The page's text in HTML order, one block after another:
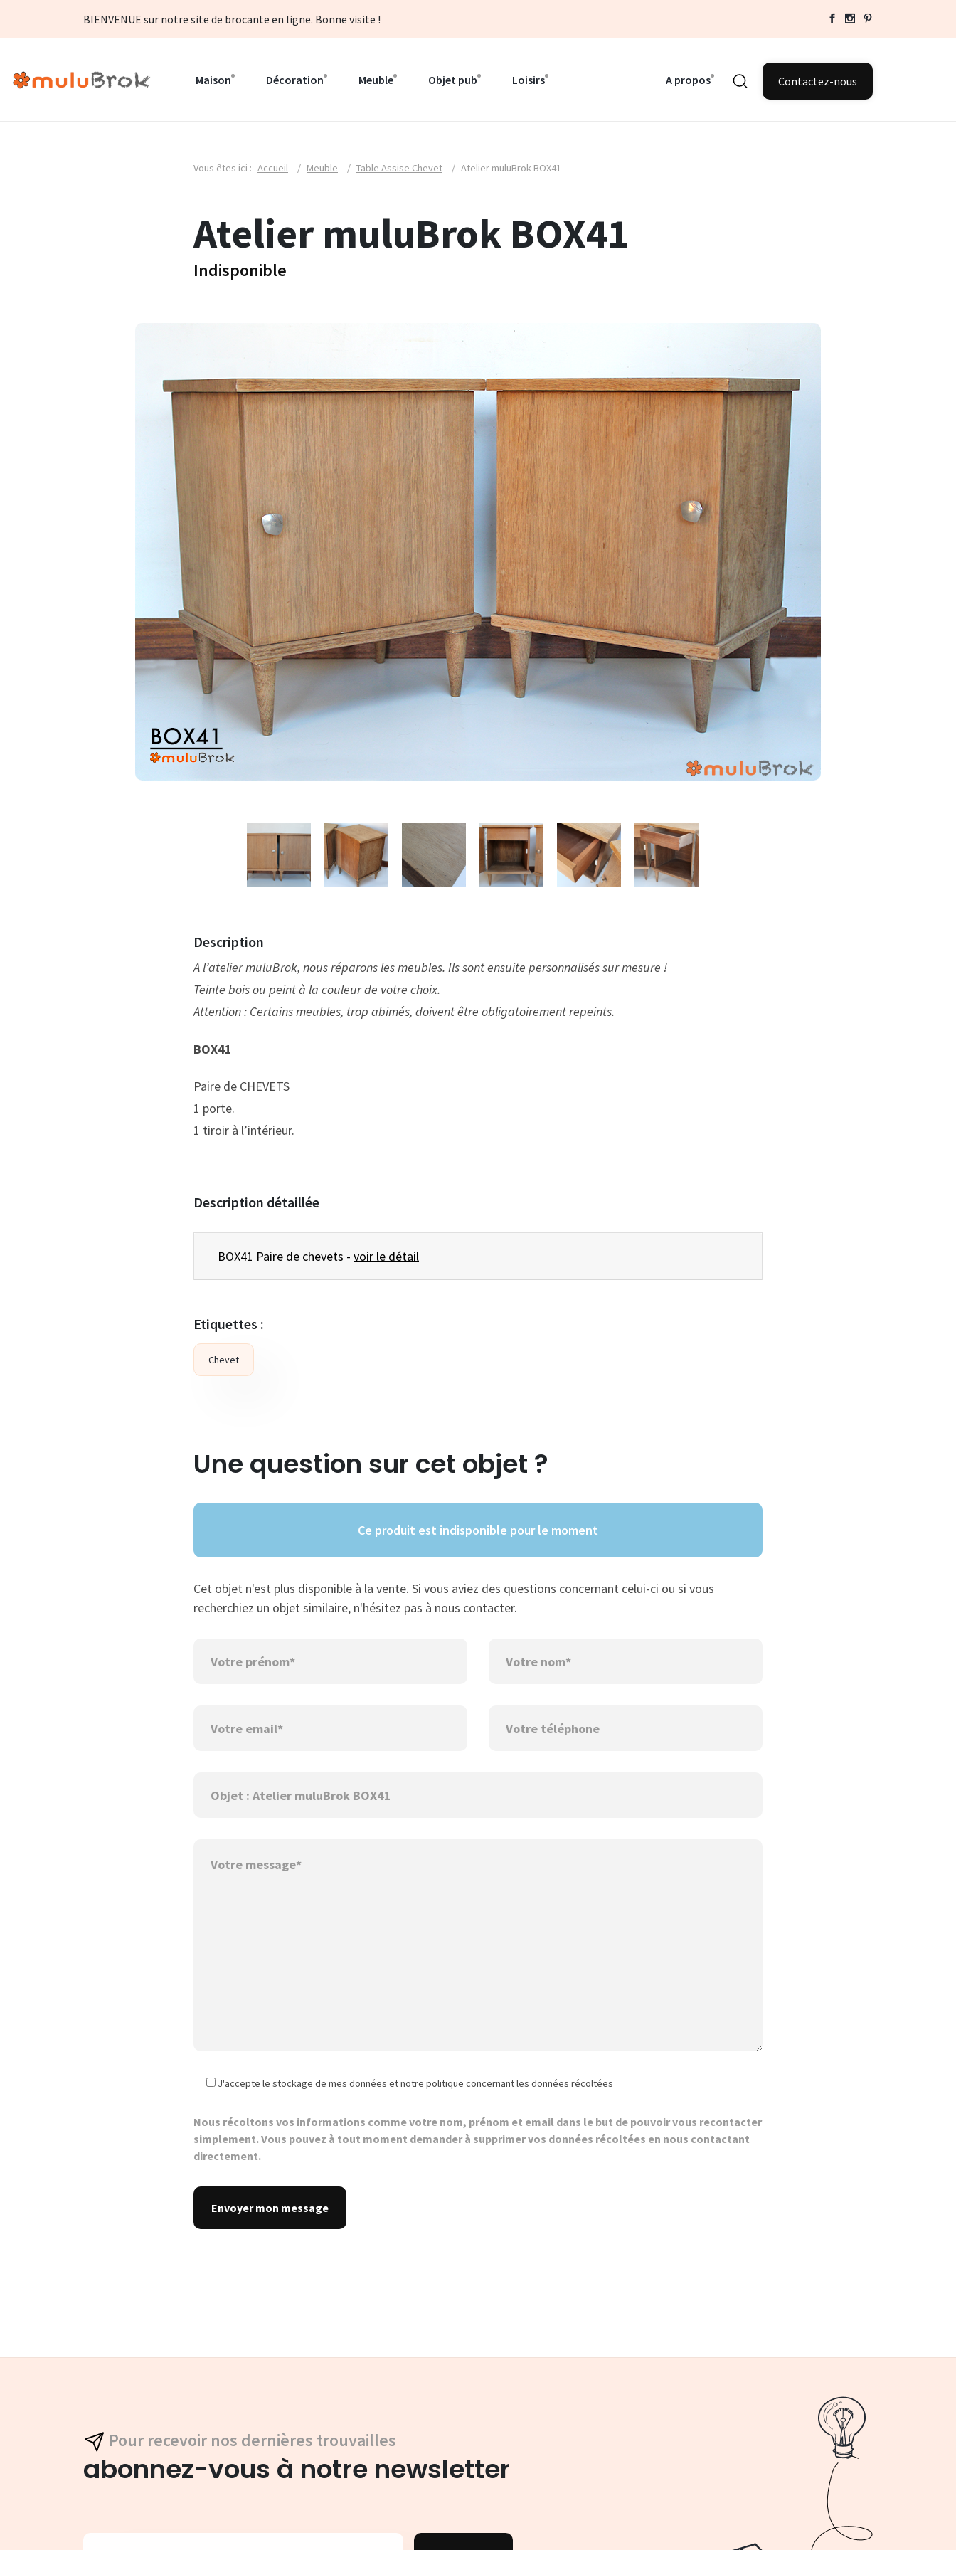
BIENVENUE sur notre site de brocante en ligne. Bonne visite !
Maison Décoration Meuble Objet pub Loisirs A propos Contactez-nous
Vous êtes ici : Accueil / Meuble / Table Assise Chevet / Atelier muluBrok BOX41
Atelier muluBrok BOX41
Indisponible
Description
A l’atelier muluBrok, nous réparons les meubles. Ils sont ensuite personnalisés sur mesure !
Teinte bois ou peint à la couleur de votre choix.
Attention : Certains meubles, trop abimés, doivent être obligatoirement repeints.
BOX41
Paire de CHEVETS
1 porte.
1 tiroir à l’intérieur.
Description détaillée
BOX41 Paire de chevets - voir le détail
Etiquettes :
Chevet
Une question sur cet objet ?
Ce produit est indisponible pour le moment
Cet objet n'est plus disponible à la vente. Si vous aviez des questions concernant celui-ci ou si vous
recherchiez un objet similaire, n'hésitez pas à nous contacter.
J'accepte le stockage de mes données et notre politique concernant les données récoltées
Nous récoltons vos informations comme votre nom, prénom et email dans le but de pouvoir vous recontacter
simplement. Vous pouvez à tout moment demander à supprimer vos données récoltées en nous contactant
directement.
Pour recevoir nos dernières trouvailles
abonnez-vous à notre newsletter